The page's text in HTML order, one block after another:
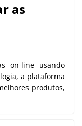
as
on-line usando
a plataforma
produtos,